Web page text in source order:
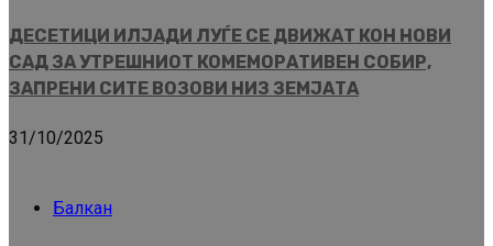
ДЕСЕТИЦИ ИЛЈАДИ ЛУЃЕ СЕ ДВИЖАТ КОН НОВИ
САД ЗА УТРЕШНИОТ КОМЕМОРАТИВЕН СОБИР,
ЗАПРЕНИ СИТЕ ВОЗОВИ НИЗ ЗЕМЈАТА
31/10/2025
Балкан